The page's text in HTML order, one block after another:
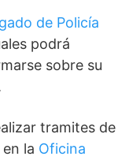
de Policía
podrá
sobre su
tramites de
la Oficina